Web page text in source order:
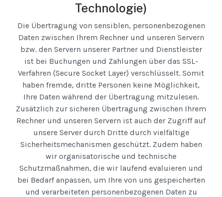
Technologie)
Die Übertragung von sensiblen, personenbezogenen
Daten zwischen Ihrem Rechner und unseren Servern
bzw. den Servern unserer Partner und Dienstleister
ist bei Buchungen und Zahlungen über das SSL-
Verfahren (Secure Socket Layer) verschlüsselt. Somit
haben fremde, dritte Personen keine Möglichkeit,
Ihre Daten während der Übertragung mitzulesen.
Zusätzlich zur sicheren Übertragung zwischen Ihrem
Rechner und unseren Servern ist auch der Zugriff auf
unsere Server durch Dritte durch vielfältige
Sicherheitsmechanismen geschützt. Zudem haben
wir organisatorische und technische
Schutzmaßnahmen, die wir laufend evaluieren und
bei Bedarf anpassen, um Ihre von uns gespeicherten
und verarbeiteten personenbezogenen Daten zu